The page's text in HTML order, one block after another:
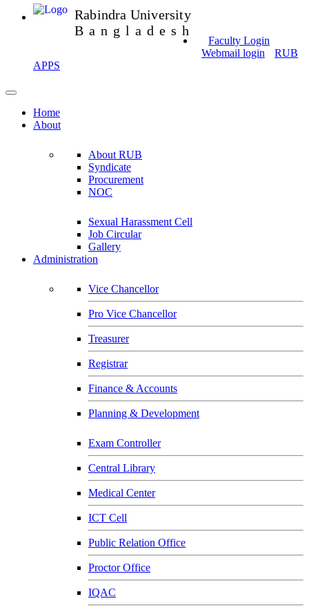
Rabindra University
Bangladesh
Faculty Login
Webmail login
RUB
APPS
Home
About
About RUB
Syndicate
Procurement
NOC
Sexual Harassment Cell
Job Circular
Gallery
Administration
Vice Chancellor
Pro Vice Chancellor
Treasurer
Registrar
Finance & Accounts
Planning & Development
Exam Controller
Central Library
Medical Center
ICT Cell
Public Relation Office
Proctor Office
IQAC